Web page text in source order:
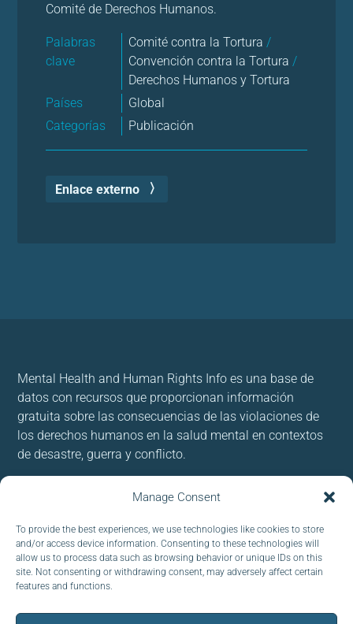
Manage Consent
To provide the best experiences, we use technologies like cookies to store
and/or access device information. Consenting to these technologies will
allow us to process data such as browsing behavior or unique IDs on this
site. Not consenting or withdrawing consent, may adversely affect certain
features and functions.
Comité de Derechos Humanos.
Palabras
clave
Comité contra la Tortura/
Convención contra la Tortura/
Derechos Humanos y Tortura
Países
Global
Categorías
Publicación
Enlace externo
Mental Health and Human Rights Info es una base de
datos con recursos que proporcionan información
gratuita sobre las consecuencias de las violaciones de
los derechos humanos en la salud mental en contextos
de desastre, guerra y conflicto.
servicios. Al utilizar nuestro sitio, acepta las cookies.
Follow us: